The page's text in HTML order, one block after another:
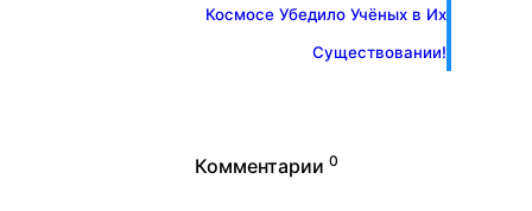
Космосе Убедило Учёных в Их
Существовании!
Комментарии 0